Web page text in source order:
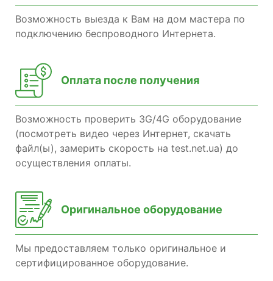
Возможность выезда к Вам на дом мастера по
подключению беспроводного Интернета.
Оплата после получения
Возможность проверить 3G/4G оборудование
(посмотреть видео через Интернет, скачать
файл(ы), замерить скорость на test.net.ua) до
осуществления оплаты.
Оригинальное оборудование
Мы предоставляем только оригинальное и
сертифицированное оборудование.